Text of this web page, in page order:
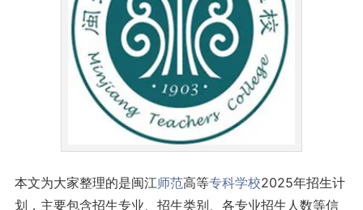
本文为大家整理的是闽江师范高等专科学校2025年招生计
划，主要包含招生专业、招生类别、各专业招生人数等信